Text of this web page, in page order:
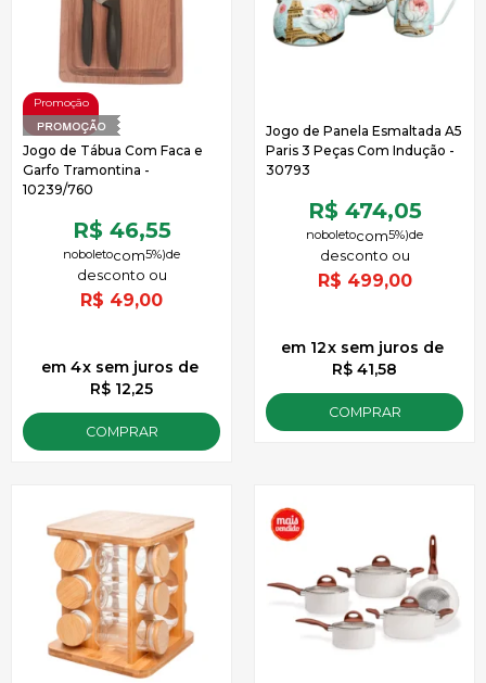
Jogo de Tábua Com Faca e
Garfo Tramontina -
10239/760
R$ 46,55
de
5%)
noboleto
R$ 49,00
4x
de
R$ 12,25
sem juros
COMPRAR
Jogo de Panela Esmaltada A5
Paris 3 Peças Com Indução -
30793
R$ 474,05
de
5%)
noboleto
R$ 499,00
12x
de
R$ 41,58
sem juros
COMPRAR